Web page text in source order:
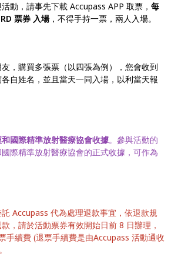
動，請事先下載 Accupass APP 取票，每
票券 入場，不得手持一票，兩人入場。
，購買多張票（以四張為例），您會收到
自姓名，並且當天一同入場，以利當天報
國際精準放射醫療協會收據。參與活動的
際精準放射醫療協會的正式收據，可作為
Accupass 代為處理退款事宜，依退款規
，請於活動票券有效開始日前 8 日辦理，
手續費 (退票手續費是由Accupass 活動通收